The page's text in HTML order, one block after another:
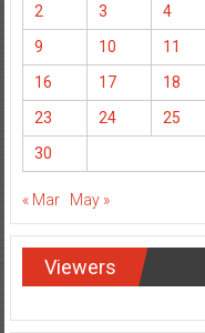
2 3 4
9
10 11
16
17 18
23
24 25
30
« Mar May »
Viewers